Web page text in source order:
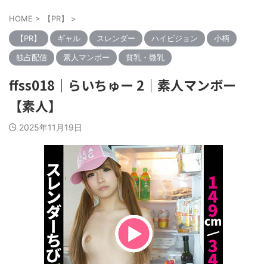
HOME > 【PR】 >
【PR】 ギャル スレンダー ハイビジョン
小柄
独占配信
素人マンボー 貧乳・微乳
ffss018｜らいちゅー 2｜素人マンボー
【素人】
2025年11月19日